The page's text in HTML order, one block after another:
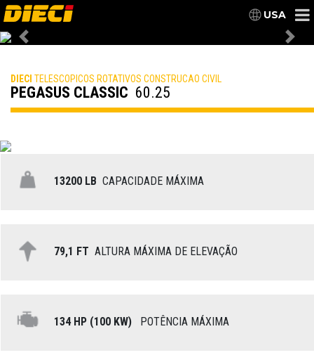
USA
Previous
DIECI TELESCOPICOS ROTATIVOS CONSTRUCAO CIVIL
PEGASUS CLASSIC 60.25
13200 LB CAPACIDADE MÁXIMA
79,1 FT ALTURA MÁXIMA DE ELEVAÇÃO
134 HP (100 KW) POTÊNCIA MÁXIMA